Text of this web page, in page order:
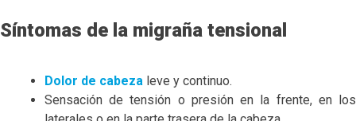
Síntomas de la migraña tensional
Dolor de cabeza leve y continuo.
Sensación de tensión o presión en la frente, en los